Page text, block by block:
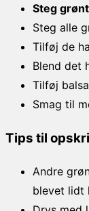
Steg
Steg alle
Tilføj de
Blend det
Tilføj
Smag til
Tips til
Andre
blevet lidt